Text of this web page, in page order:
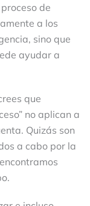
de
a los
sino que
ayudar a
que
no aplican a
Quizás son
a cabo por la